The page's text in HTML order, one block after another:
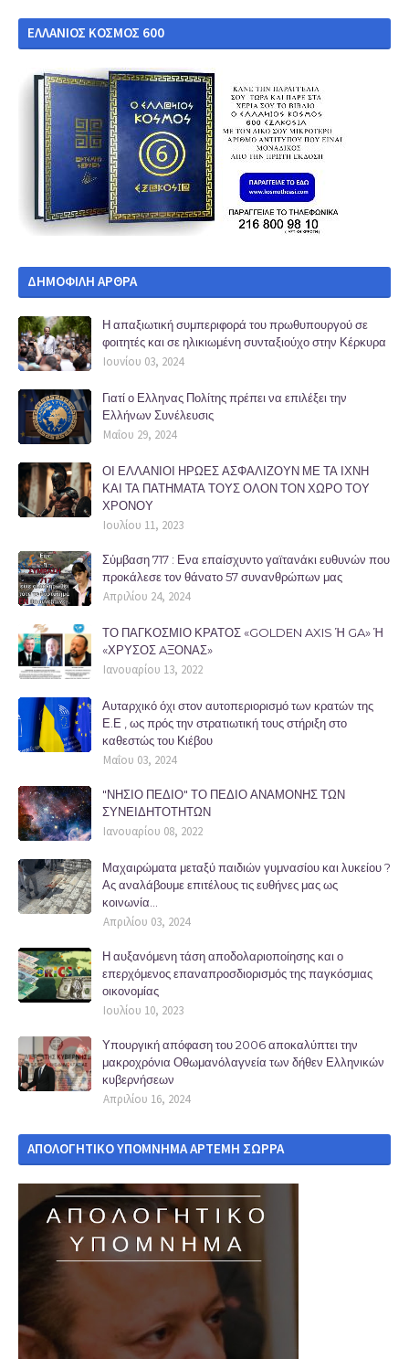
ΕΛΛΑΝΙΟΣ ΚΟΣΜΟΣ 600
ΔΗΜΟΦΙΛΗ ΑΡΘΡΑ
Η απαξιωτική συμπεριφορά του πρωθυπουργού σε
φοιτητές και σε ηλικιωμένη συνταξιούχο στην Κέρκυρα
Ιουνίου 03, 2024
Γιατί ο Ελληνας Πολίτης πρέπει να επιλέξει την
Ελλήνων Συνέλευσις
Μαΐου 29, 2024
ΟΙ ΕΛΛΑΝΙΟΙ ΗΡΩΕΣ ΑΣΦΑΛΙΖΟΥΝ ΜΕ ΤΑ ΙΧΝΗ
ΚΑΙ ΤΑ ΠΑΤΗΜΑΤΑ ΤΟΥΣ ΟΛΟΝ ΤΟΝ ΧΩΡΟ ΤΟΥ
ΧΡΟΝΟΥ
Ιουλίου 11, 2023
Σύμβαση 717 : Ενα επαίσχυντο γαϊτανάκι ευθυνών που
προκάλεσε τον θάνατο 57 συνανθρώπων μας
Απριλίου 24, 2024
ΤΟ ΠΑΓΚΟΣΜΙΟ ΚΡΑΤΟΣ «GOLDEN AXIS Ή GA» Ή
«ΧΡΥΣΟΣ AΞΟΝΑΣ»
Ιανουαρίου 13, 2022
Αυταρχικό όχι στον αυτοπεριορισμό των κρατών της
Ε.Ε , ως πρός την στρατιωτική τους στήριξη στο
καθεστώς του Κιέβου
Μαΐου 03, 2024
"ΝΗΣΙΟ ΠΕΔΙΟ" ΤΟ ΠΕΔΙΟ ΑΝΑΜΟΝΗΣ ΤΩΝ
ΣΥΝΕΙΔΗΤΟΤΗΤΩΝ
Ιανουαρίου 08, 2022
Μαχαιρώματα μεταξύ παιδιών γυμνασίου και λυκείου ?
Ας αναλάβουμε επιτέλους τις ευθήνες μας ως
κοινωνία...
Απριλίου 03, 2024
Η αυξανόμενη τάση αποδολαριοποίησης και ο
επερχόμενος επαναπροσδιορισμός της παγκόσμιας
οικονομίας
Ιουλίου 10, 2023
Υπουργική απόφαση του 2006 αποκαλύπτει την
μακροχρόνια Οθωμανόλαγνεία των δήθεν Ελληνικών
κυβερνήσεων
Απριλίου 16, 2024
ΑΠΟΛΟΓΗΤΙΚΟ ΥΠΟΜΝΗΜΑ ΑΡΤΕΜΗ ΣΩΡΡΑ